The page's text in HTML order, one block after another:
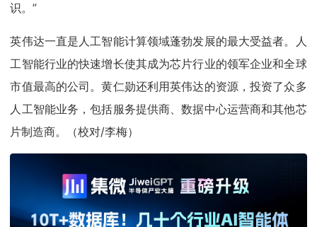
识。”
英伟达一直是人工智能计算领域蓬勃发展的最大受益者。人
工智能行业的快速增长使其成为芯片行业的领军企业和全球
市值最高的公司。黄仁勋还利用英伟达的资源，投资了众多
人工智能业务，包括服务提供商、数据中心运营商和其他芯
片制造商。（校对/李梅）